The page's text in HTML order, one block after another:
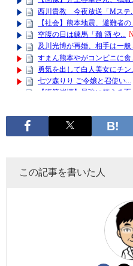
この記事を書いた人